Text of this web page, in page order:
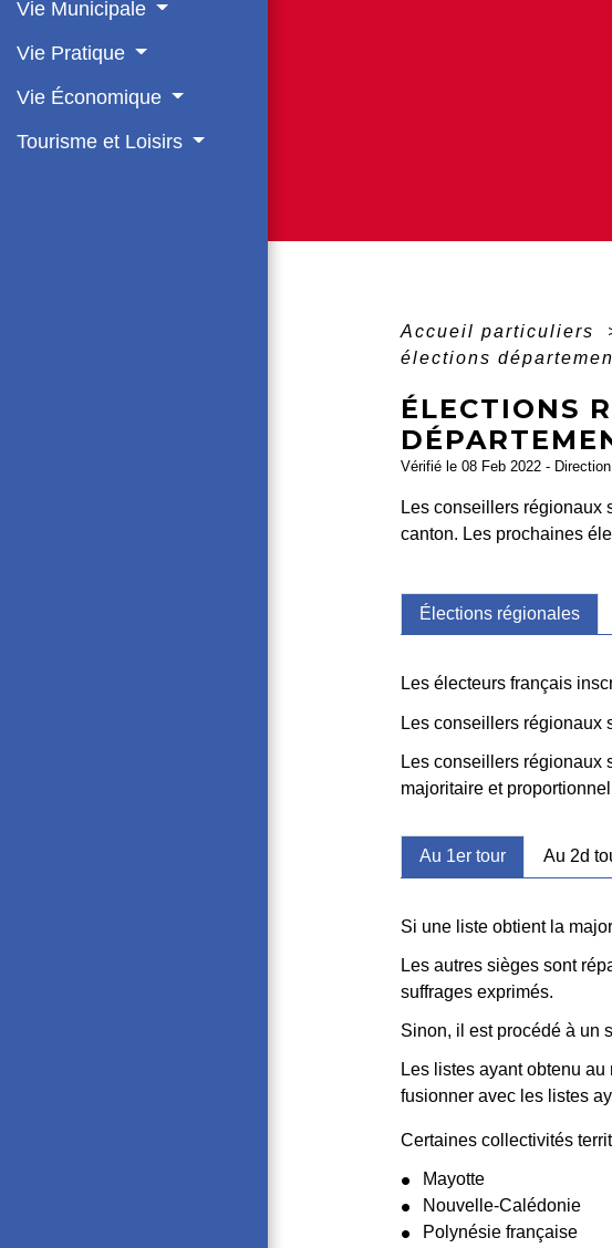
Vie Municipale
Vie Pratique
Vie Économique
Tourisme et Loisirs
Accueil particuliers
élections
ÉLECTIONS
Vérifié le 08 Feb 2022 -
Les conseillers régionaux
canton. Les prochaines
Élections régionales
Les électeurs français
Les conseillers régionaux
Les conseillers régionaux
majoritaire et
Au 1er tour Au 2d
Si une liste obtient la
Les autres sièges sont
suffrages exprimés.
Sinon, il est procédé à un
Les listes ayant obtenu au
fusionner avec les listes
Certaines collectivités
Mayotte
Nouvelle-Calédonie
Polynésie française